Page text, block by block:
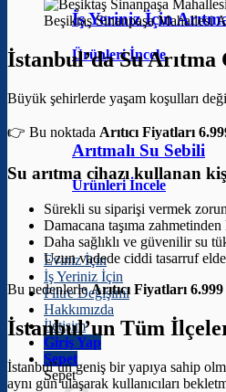
İş Yeriniz İçin
Ürünleri İncele
Arıtmalı Su Sebili
Ürünleri İncele
Eviniz İçin
İş Yeriniz İçin
Filtre Değişimi
Hakkımızda
İletişim
Giriş Yap
Sepet
Sepet
Beşiktaş Sinanpaşa Mahallesi
İstanbul’da Su Arıtma
Büyük şehirlerde yaşam koşulları
👉 Bu noktada Arıtıcı Fiyatları
Su arıtma cihazı kullanan
Sürekli su siparişi vermek
Damacana taşıma
Daha sağlıklı ve güvenilir su
Uzun vadede ciddi tasarruf
Bu nedenlerleArıtıcı Fiyatları
İstanbul’un Tüm
İstanbul’un geniş bir yapıya sahip
aynı gün ulaşarak kullanıcıları